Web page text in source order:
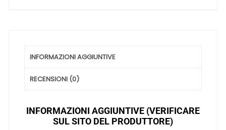
INFORMAZIONI AGGIUNTIVE
RECENSIONI (0)
INFORMAZIONI AGGIUNTIVE (VERIFICARE
SUL SITO DEL PRODUTTORE)